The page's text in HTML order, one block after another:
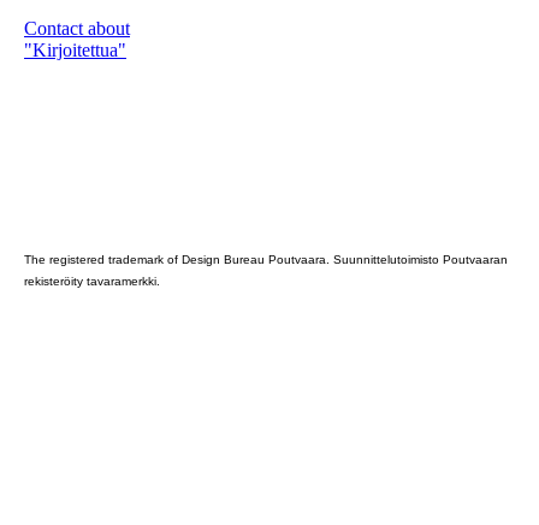
Contact about
"Kirjoitettua"
The registered trademark of Design Bureau Poutvaara. Suunnittelutoimisto Poutvaaran
rekisteröity tavaramerkki.